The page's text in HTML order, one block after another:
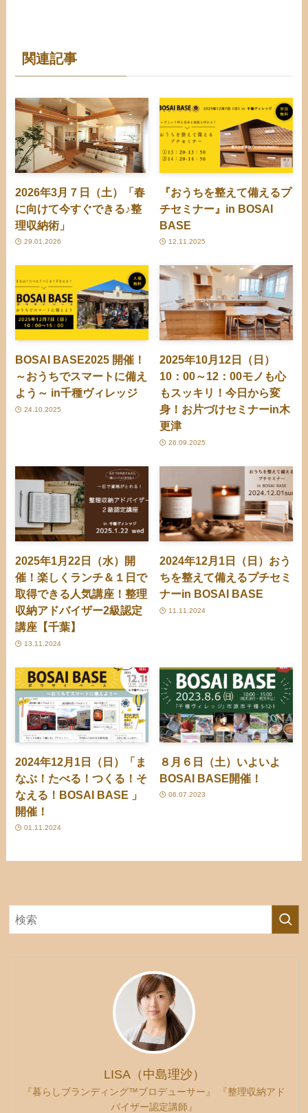
関連記事
2026年3月７日（土）「春
に向けて今すぐできる♪整
理収納術」
29.01.2026
『おうちを整えて備えるプ
チセミナー』in BOSAI
BASE
12.11.2025
BOSAI BASE2025 開催！
～おうちでスマートに備え
よう～ in千種ヴィレッジ
24.10.2025
2025年10月12日（日）
10：00～12：00モノも心
もスッキリ！今日から変
身！お片づけセミナーin木
更津
26.09.2025
2025年1月22日（水）開
催！楽しくランチ＆１日で
取得できる人気講座！整理
収納アドバイザー2級認定
講座【千葉】
13.11.2024
2024年12月1日（日）おう
ちを整えて備えるプチセミ
ナーin BOSAI BASE
11.11.2024
2024年12月1日（日）「ま
なぶ！たべる！つくる！そ
なえる！BOSAI BASE 」
開催！
01.11.2024
８月６日（土）いよいよ
BOSAI BASE開催！
06.07.2023
LISA（中島理沙）
『暮らしブランディング™プロデューサー』 『整理収納アド
バイザー認定講師』